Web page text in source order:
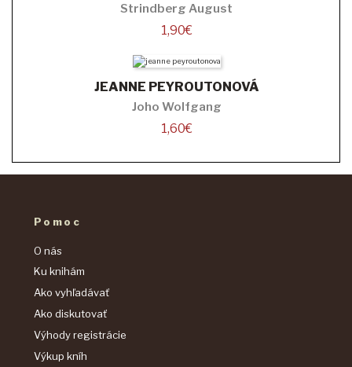
Strindberg August
1,90€
JEANNE PEYROUTONOVÁ
Joho Wolfgang
1,60€
Pomoc
O nás
Ku knihám
Ako vyhľadávať
Ako diskutovať
Výhody registrácie
Výkup kníh